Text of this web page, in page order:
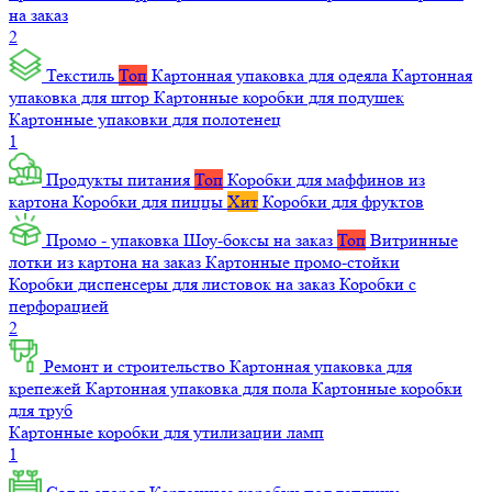
на заказ
2
Текстиль Топ Картонная упаковка для одеяла Картонная
упаковка для штор Картонные коробки для подушек
Картонные упаковки для полотенец
1
Продукты питания Топ Коробки для маффинов из
картона Коробки для пиццы Хит Коробки для фруктов
Промо - упаковка Шоу-боксы на заказ Топ Витринные
лотки из картона на заказ Картонные промо-стойки
Коробки диспенсеры для листовок на заказ Коробки с
перфорацией
2
Ремонт и строительство Картонная упаковка для
крепежей Картонная упаковка для пола Картонные коробки
для труб
Картонные коробки для утилизации ламп
1